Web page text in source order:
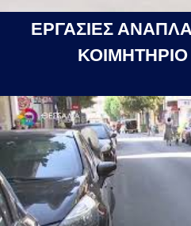
ΕΡΓΑΣΙΕΣ
ΚΟΙΜΗΤΗΡΙΟ